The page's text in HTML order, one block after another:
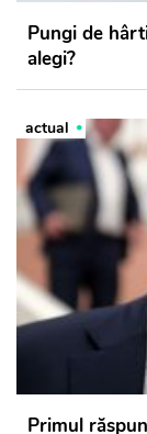
Pungi de
alegi?
actual
Primul